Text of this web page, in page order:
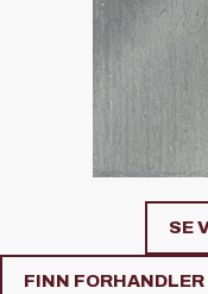
SE
FINN FORHANDLER